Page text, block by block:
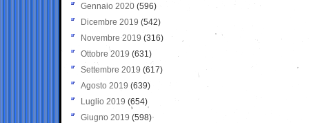
Gennaio 2020 (596)
Dicembre 2019 (542)
Novembre 2019 (316)
Ottobre 2019 (631)
Settembre 2019 (617)
Agosto 2019 (639)
Luglio 2019 (654)
Giugno 2019 (598)